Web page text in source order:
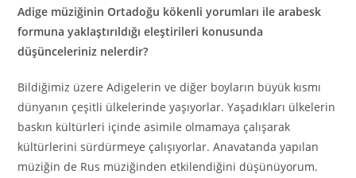
Adige müziğinin Ortadoğu kökenli yorumları ile arabesk
formuna yaklaştırıldığı eleştirileri konusunda
düşünceleriniz nelerdir?
Bildiğimiz üzere Adigelerin ve diğer boyların büyük kısmı
dünyanın çeşitli ülkelerinde yaşıyorlar. Yaşadıkları ülkelerin
baskın kültürleri içinde asimile olmamaya çalışarak
kültürlerini sürdürmeye çalışıyorlar. Anavatanda yapılan
müziğin de Rus müziğinden etkilendiğini düşünüyorum.